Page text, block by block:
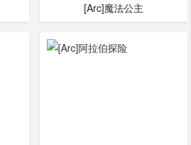
[Arc]魔法公主